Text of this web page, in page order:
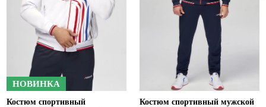
НОВИНКА
Костюм спортивный
Костюм спортивный мужской